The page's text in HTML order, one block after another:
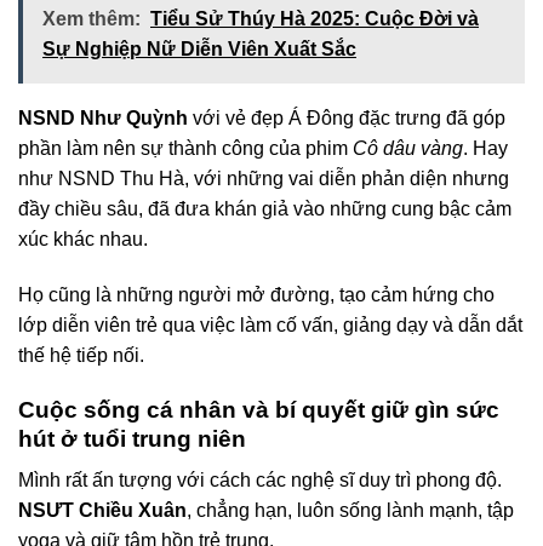
Xem thêm: Tiểu Sử Thúy Hà 2025: Cuộc Đời và
Sự Nghiệp Nữ Diễn Viên Xuất Sắc
NSND Như Quỳnh với vẻ đẹp Á Đông đặc trưng đã góp
phần làm nên sự thành công của phim Cô dâu vàng. Hay
như NSND Thu Hà, với những vai diễn phản diện nhưng
đầy chiều sâu, đã đưa khán giả vào những cung bậc cảm
xúc khác nhau.
Họ cũng là những người mở đường, tạo cảm hứng cho
lớp diễn viên trẻ qua việc làm cố vấn, giảng dạy và dẫn dắt
thế hệ tiếp nối.
Cuộc sống cá nhân và bí quyết giữ gìn sức
hút ở tuổi trung niên
Mình rất ấn tượng với cách các nghệ sĩ duy trì phong độ.
NSƯT Chiều Xuân, chẳng hạn, luôn sống lành mạnh, tập
yoga và giữ tâm hồn trẻ trung.